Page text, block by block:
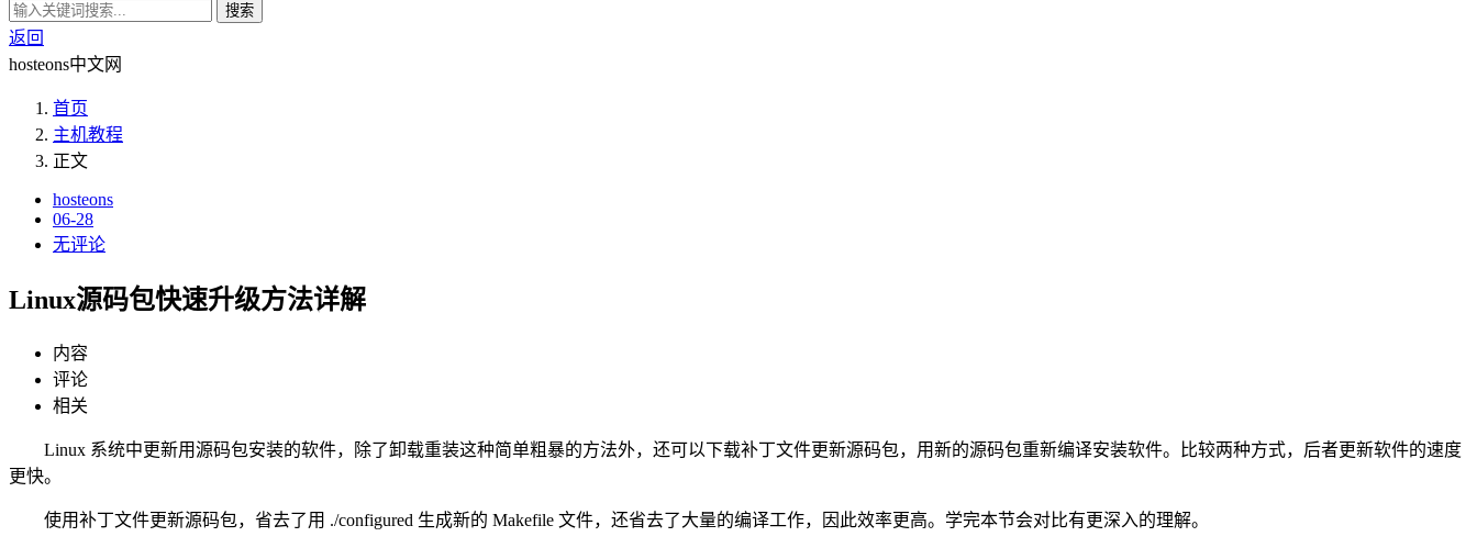
搜索
返回
hosteons中文网
首页
主机教程
正文
hosteons
06-28
无评论
Linux源码包快速升级方法详解
内容
评论
相关
Linux 系统中更新用源码包安装的软件，除了卸载重装这种简单粗暴的方法外，还可以下载补丁文件更新源码包，用新的源码包重新编译安装软件。比较两种方式，后者更新软件的速度
更快。
使用补丁文件更新源码包，省去了用 ./configured 生成新的 Makefile 文件，还省去了大量的编译工作，因此效率更高。学完本节会对比有更深入的理解。